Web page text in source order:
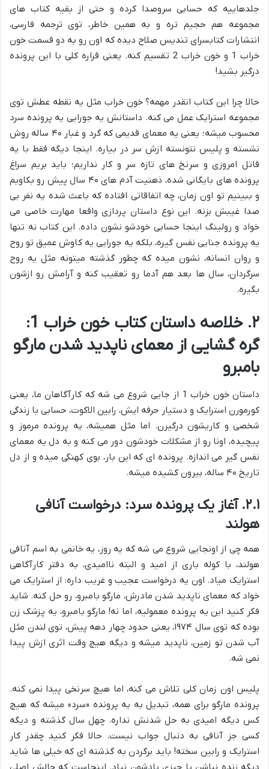
جلدهاییه که حسابی سروصدا کرده و حتی از بقیه کتاب های
مجموعه هم حجیم تره و به همین خاطر، توی ترجمه فارسی،
انتشارات کتابسرای تندیس صلاح دیده که اون رو به دو قسمت خون
خراب 1 و خون خراب 2 تقسیم کنه. یعنی قراره کلی با این پرونده
درگیر بشید!
حالا چرا این کتاب انقدر مهمه؟ خون خراب مثل یه نقطه عطش توی
مجموعه استرایک عمل می کنه. داستانش یه جورایی یه پرونده سرد
محسوب میشه؛ یعنی یه معمای قدیمی که گرد و غبار ۴۰ ساله روش
نشسته و پلیس نتونسته ازش سر در بیاره. اینجا دیگه فقط با یه
قاتل امروزی و سرنخ های تازه سر و کار نداریم؛ باید بریم سراغ
پرونده های بایگانی شده، ذهنیت آدم های ۴۰ سال پیش رو بکاویم
و ببینیم تو اون زمان، چه اتفاقاتی افتاده که باعث شده یه نفر بی
صدا غیبش بزنه. این نوع داستان پردازی واقعا مهارت خاصی می
خواد و رولینگ اینجا حسابی خودشو نشون داده. این کتاب نه تنها
یه پرونده جنایی نفس گیره، بلکه یه جورایی یه کاوش عمیق تو روح
و روان انسانه، نشون میده که چطور گذشته میتونه مثل یه روح
سرگردان، سال ها بعد هم آدما رو تعقیب کنه و آرامش رو ازشون
بگیره.
۲. خلاصه داستان کتاب خون خراب 1:
گره گشایی از معمای ناپدید شدن مارگو
بامبرو
داستان خون خراب 1 از جایی شروع می شه که کارآگاهان ما، یعنی
کورمورن استرایک و دستیار حرفه ایش، رابین الاکوت، حسابی با زندگی
شخصی و کاریشون درگیرن. اما مثل همیشه، یه پرونده مرموز و
پیچیده، اونا رو از مشکلات خودشون دور می کنه و به دل یه معمای
نفس گیر می اندازه. پرونده ای که این بار، بوی کهنگی میده و از دل
تاریخ ۴۰ ساله، بیرون کشیده میشه.
۲.۱. آغاز یک پرونده سرد: درخواست آنافی
هولند
همه چی از اونجایی شروع می شه که یه روز، یه خانمی به اسم آنافی
هولند، با کوله باری از امید و البته ناامیدی، به دفتر کارآگاهی
استرایک میاد. اون یه درخواست عجیب و غریب داره: از استرایک می
خواد که معمای ناپدید شدن مادرش، مارگو بامبرو، رو حل کنه. شاید
فکر کنید این یه پرونده معمولیه، اما نه! مارگو بامبرو، یه پزشک زن
بوده که توی سال ۱۹۷۴، یعنی حدود چهار دهه پیش، توی لندن مثل
آب شدن تو زمین، ناپدید میشه و دیگه هیچ وقت اثری ازش پیدا
نمی شه.
پلیس اون زمان کلی تلاش می کنه، اما هیچ سرنخی پیدا نمی کنه.
پرونده مارگو برای همه، تبدیل به یه پرونده «سرد» میشه که هیچ
کس دیگه امیدی به حل شدنش نداره. چهل سال گذشته و دیگه
کسی جز آنافی به دنبال جواب نیست. حالا فکر کنید چقدر کار
استرایک و رابین سخته! باید برگردن به گذشته ای که خیلی ها شاید